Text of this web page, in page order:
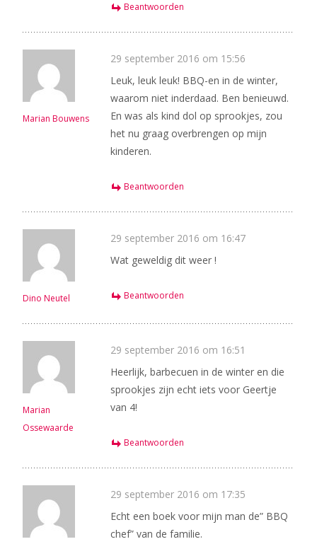
Beantwoorden
Marian Bouwens
29 september 2016 om 15:56
Leuk, leuk leuk! BBQ-en in de winter,
waarom niet inderdaad. Ben benieuwd.
En was als kind dol op sprookjes, zou
het nu graag overbrengen op mijn
kinderen.
Beantwoorden
Dino Neutel
29 september 2016 om 16:47
Wat geweldig dit weer !
Beantwoorden
Marian
Ossewaarde
29 september 2016 om 16:51
Heerlijk, barbecuen in de winter en die
sprookjes zijn echt iets voor Geertje
van 4!
Beantwoorden
29 september 2016 om 17:35
Echt een boek voor mijn man de” BBQ
chef” van de familie.